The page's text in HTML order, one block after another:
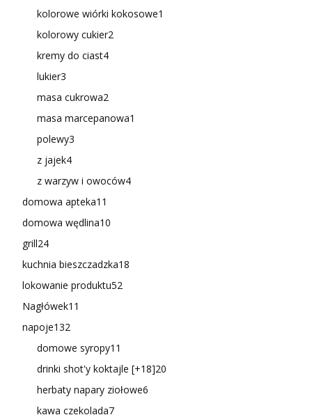
kolorowe wiórki kokosowe1
kolorowy cukier2
kremy do ciast4
lukier3
masa cukrowa2
masa marcepanowa1
polewy3
z jajek4
z warzyw i owoców4
domowa apteka11
domowa wędlina10
grill24
kuchnia bieszczadzka18
lokowanie produktu52
Nagłówek11
napoje132
domowe syropy11
drinki shot'y koktajle [+18]20
herbaty napary ziołowe6
kawa czekolada7